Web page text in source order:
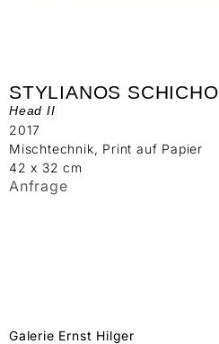
STYLIANOS SCHICHO
Head II
2017
Mischtechnik, Print auf Papier
42 x 32 cm
Anfrage
Galerie Ernst Hilger